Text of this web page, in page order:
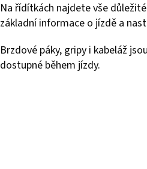
Na řídítkách najdete vše
základní informace o jízdě a
Brzdové páky, gripy i kabeláž
dostupné během jízdy.